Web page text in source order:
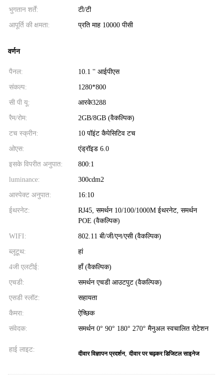
भुगतान शर्तें: टी/टी
आपूर्ति की क्षमता: प्रति माह 10000 पीसी
वर्णन
पैनल: 10.1 '' आईपीएस
संकल्प: 1280*800
सी पी यू: आरके3288
रैम/रोम: 2GB/8GB (वैकल्पिक)
टच स्क्रीन: 10 पॉइंट कैपेसिटिव टच
ओएस: एंड्रॉइड 6.0
इसके विपरीत अनुपात: 800:1
luminance: 300cdm2
आस्पेक्ट अनुपात: 16:10
ईथरनेट:
RJ45, समर्थन 10/100/1000M ईथरनेट, समर्थन
POE (वैकल्पिक)
WIFI: 802.11 बी/जी/एन/एसी (वैकल्पिक)
ब्लूटूथ: हां
4जी एलटीई: हाँ (वैकल्पिक)
एचडी: समर्थन एचडी आउटपुट (वैकल्पिक)
एसडी स्लॉट: सहायता
कैमरा: ऐच्छिक
संवेदक: समर्थन 0° 90° 180° 270° मैनुअल स्वचालित रोटेशन
हाई लाइट:
दीवार विज्ञापन प्रदर्शन,दीवार पर चढ़कर डिजिटल साइनेज